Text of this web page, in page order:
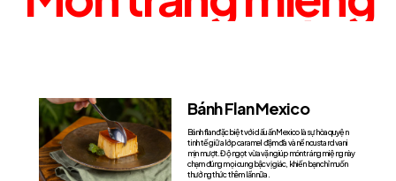
Bánh Flan Mexico
Bánh flan đặc biệt với dấu ấn Mexico là sự hòa quyện
tinh tế giữa lớp caramel đậm đà và nền custard vani
mịn mượt. Độ ngọt vừa vặn giúp món tráng miệng này
chạm đúng mọi cung bậc vị giác, khiến bạn chỉ muốn
thưởng thức thêm lần nữa.